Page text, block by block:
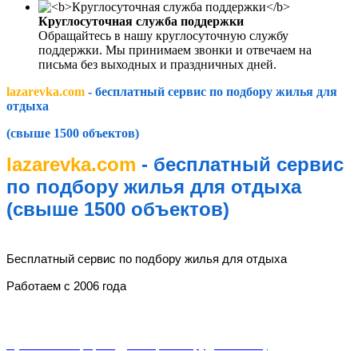
Круглосуточная служба поддержки
Обращайтесь в нашу круглосуточную службу
поддержки. Мы принимаем звонки и отвечаем на
письма без выходных и праздничных дней.
lazarevka.com - бесплатный сервис по подбору жилья для
отдыха
(свыше 1500 объектов)
lazarevka.com - бесплатный сервис
по подбору жилья для отдыха
(свыше 1500 объектов)
Бесплатный сервис по подбору жилья для отдыха
Работаем с 2006 года